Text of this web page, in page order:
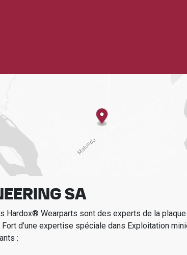
SA
Hardox® Wearparts sont des experts de la
Fort d’une expertise spéciale dans Exploitation
: